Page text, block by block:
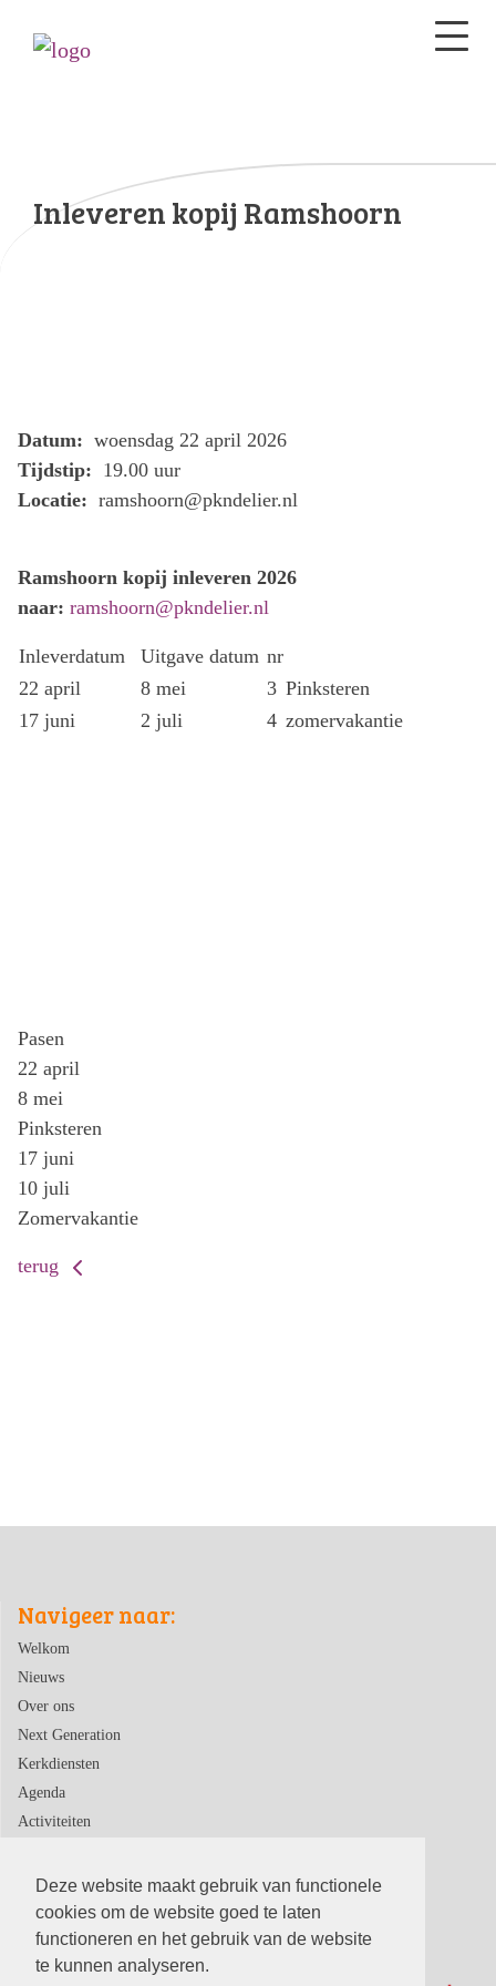
Deze website maakt gebruik van functionele
cookies om de website goed te laten
functioneren en het gebruik van de website
te kunnen analyseren.
Inleveren kopij Ramshoorn
Datum: woensdag 22 april 2026
Tijdstip: 19.00 uur
Locatie: ramshoorn@pkndelier.nl
Ramshoorn kopij inleveren 2026
naar: ramshoorn@pkndelier.nl
Inleverdatum Uitgave datum nr
22 april
8 mei 3 Pinksteren
17 juni
2 juli 4 zomervakantie
Pasen
22 april
8 mei
Pinksteren
17 juni
10 juli
Zomervakantie
terug
Navigeer naar:
Welkom
Nieuws
Over ons
Next Generation
Kerkdiensten
Agenda
Activiteiten